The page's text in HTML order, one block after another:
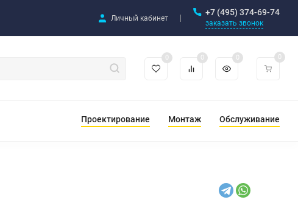
Личный кабинет
+7 (495) 374-69-74
заказать звонок
0 0 0 0
Проектирование Монтаж Обслуживание